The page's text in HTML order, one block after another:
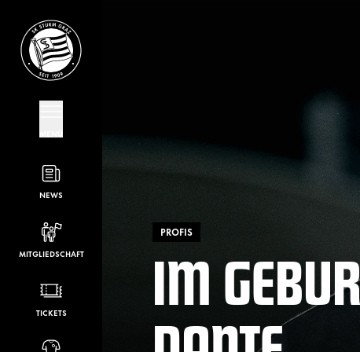
NEWS
MITGLIEDSCHAFT
TICKETS
PROFIS
IM